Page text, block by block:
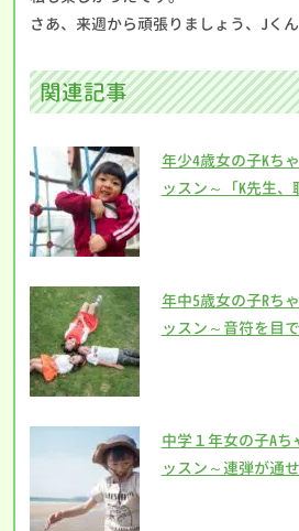
さあ、来週から頑張りましょう、Jくん
関連記事
年少4歳女の子Kち
ッスン～「K先生、
年中5歳女の子Rち
ッスン～音符を目
中学１年女の子A
ッスン～連弾が通